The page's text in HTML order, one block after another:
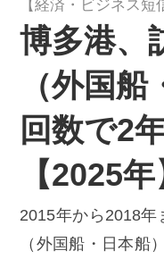
【経済・ビジネス短
博多港、
（外国
回数で2
【2025年
2015年から2018
（外国船・日本船